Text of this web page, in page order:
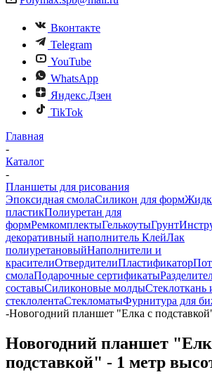
Вконтакте
Telegram
YouTube
WhatsApp
Яндекс.Дзен
TikTok
Главная
-
Каталог
-
Планшеты для рисования
Эпоксидная смолаСиликон для форм
пластикПолиуретан для
формРемкомплектыГелькоутыГрунт
декоративный наполнитель КлейЛак
полиуретановыйНаполнители и
красителиОтвердителиПластификатор
смолаПодарочные сертификаты
составыСиликоновые молдыСтеклоткань
стеклолентаСтекломатыФурнитура для
-Новогодний планшет "Елка с
Новогодний планшет
подставкой" - 1 метр